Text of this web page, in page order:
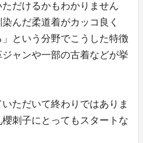
だけるかもわかりません
んだ柔道着がカッコ良く
という分野でこうした特徴
ャンや一部の古着などが挙
ただいて終わりではありま
刺子にとってもスタートな